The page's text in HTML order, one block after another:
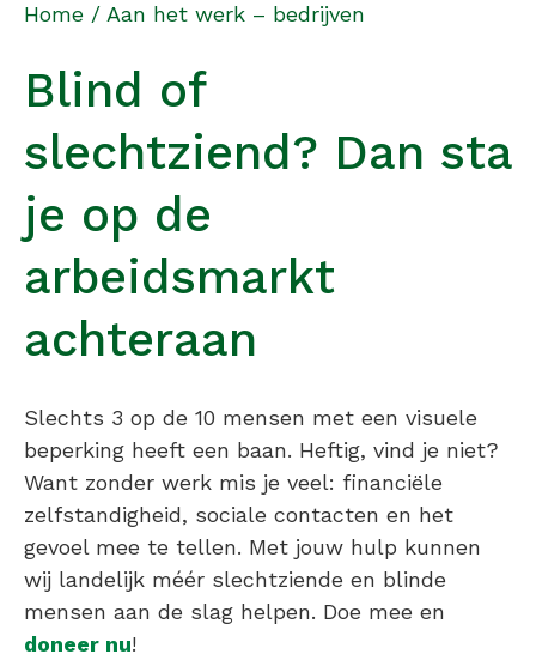
Home / Aan het werk – bedrijven
Blind of
slechtziend? Dan sta
je op de
arbeidsmarkt
achteraan
Slechts 3 op de 10 mensen met een visuele
beperking heeft een baan. Heftig, vind je niet?
Want zonder werk mis je veel: financiële
zelfstandigheid, sociale contacten en het
gevoel mee te tellen. Met jouw hulp kunnen
wij landelijk méér slechtziende en blinde
mensen aan de slag helpen. Doe mee en
doneer nu!